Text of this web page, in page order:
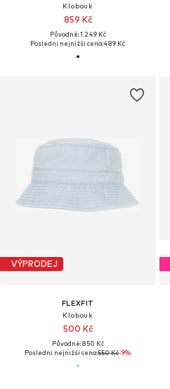
Klobouk
859 Kč
Původně: 1 249 Kč
Poslední nejnižší cena:489 Kč
VÝPRODEJ
FLEXFIT
Klobouk
500 Kč
Původně: 850 Kč
Poslední nejnižší cena:550 Kč-9%